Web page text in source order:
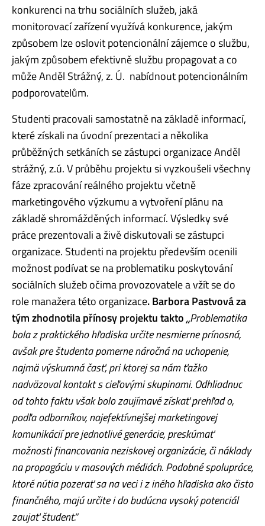
konkurenci na trhu sociálních služeb, jaká
monitorovací zařízení využívá konkurence, jakým
způsobem lze oslovit potencionální zájemce o službu,
jakým způsobem efektivně službu propagovat a co
může Anděl Strážný, z. Ú. nabídnout potencionálním
podporovatelům.
Studenti pracovali samostatně na základě informací,
které získali na úvodní prezentaci a několika
průběžných setkáních se zástupci organizace Anděl
strážný, z.ú. V průběhu projektu si vyzkoušeli všechny
fáze zpracování reálného projektu včetně
marketingového výzkumu a vytvoření plánu na
základě shromážděných informací. Výsledky své
práce prezentovali a živě diskutovali se zástupci
organizace. Studenti na projektu především ocenili
možnost podívat se na problematiku poskytování
sociálních služeb očima provozovatele a vžít se do
role manažera této organizace. Barbora Pastvová za
tým zhodnotila přínosy projektu takto„Problematika
bola z praktického hľadiska určite nesmierne prínosná,
avšak pre študenta pomerne náročná na uchopenie,
najmä výskumná časť, pri ktorej sa nám ťažko
nadväzoval kontakt s cieľovými skupinami. Odhliadnuc
od tohto faktu však bolo zaujímavé získať prehľad o,
podľa odborníkov, najefektívnejšej marketingovej
komunikácií pre jednotlivé generácie, preskúmať
možnosti financovania neziskovej organizácie, či náklady
na propagáciu v masových médiách. Podobné spolupráce,
ktoré nútia pozerať sa na veci i z iného hľadiska ako čisto
finančného, majú určite i do budúcna vysoký potenciál
zaujať študent.“